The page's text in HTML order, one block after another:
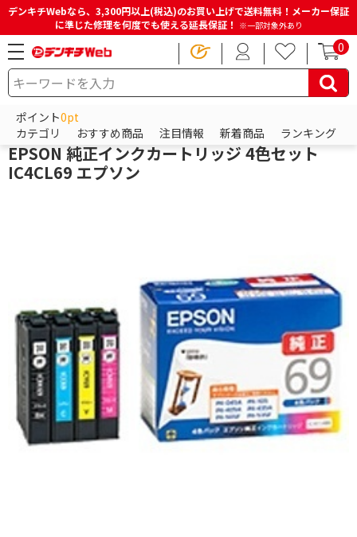
デンキチWebなら、3,300円以上(税込)のお買い上げで送料無料！メーカー保証
に準じた修理を何度でも使える延長保証！ ※一部対象外あり
0
ポイント0pt
カテゴリ
おすすめ商品 注目情報 新着商品 ランキング
HOME 商品一覧ページ 電池・インク・メディア
エプソン
EPSON 純正インクカートリッジ 4色セット
IC4CL69 エプソン